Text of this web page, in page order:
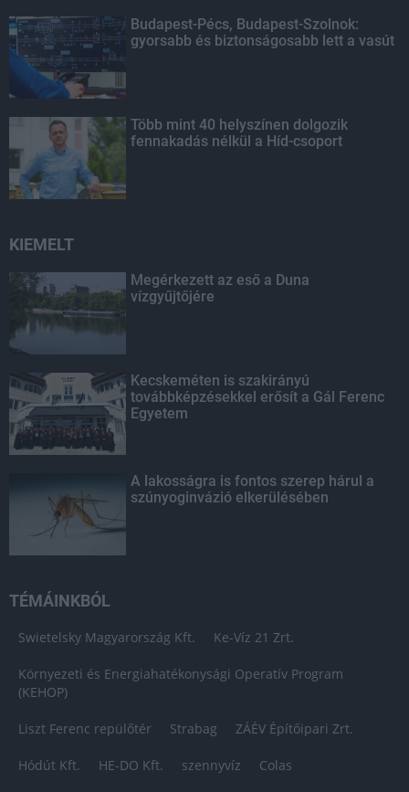
Budapest-Pécs, Budapest-Szolnok:
gyorsabb és biztonságosabb lett a vasút
Több mint 40 helyszínen dolgozik
fennakadás nélkül a Híd-csoport
KIEMELT
Megérkezett az eső a Duna
vízgyűjtőjére
Kecskeméten is szakirányú
továbbképzésekkel erősít a Gál Ferenc
Egyetem
A lakosságra is fontos szerep hárul a
szúnyoginvázió elkerülésében
TÉMÁINKBÓL
Swietelsky Magyarország Kft. Ke-Víz 21 Zrt.
Környezeti és Energiahatékonysági Operatív Program
(KEHOP)
Liszt Ferenc repülőtér Strabag ZÁÉV Építőipari Zrt.
Hódút Kft. HE-DO Kft. szennyvíz Colas